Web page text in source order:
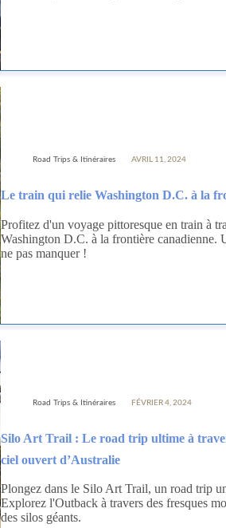
Road Trips & Itinéraires AVRIL 11, 2024
Le train qui relie Washington D.C. à la
Profitez d'un voyage pittoresque en train à
Washington D.C. à la frontière canadienne.
ne pas manquer !
Road Trips & Itinéraires FÉVRIER 4, 2024
Silo Art Trail : Le road trip ultime à
ciel ouvert d’Australie
Plongez dans le Silo Art Trail, un road trip
Explorez l'Outback à travers des fresques
des silos géants.